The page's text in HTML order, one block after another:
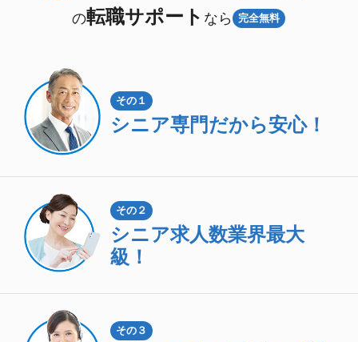
の転職サポート なら 完全無料
その１
シニア専門だから安心！
その２
シニア求人数業界最大
級！
その３